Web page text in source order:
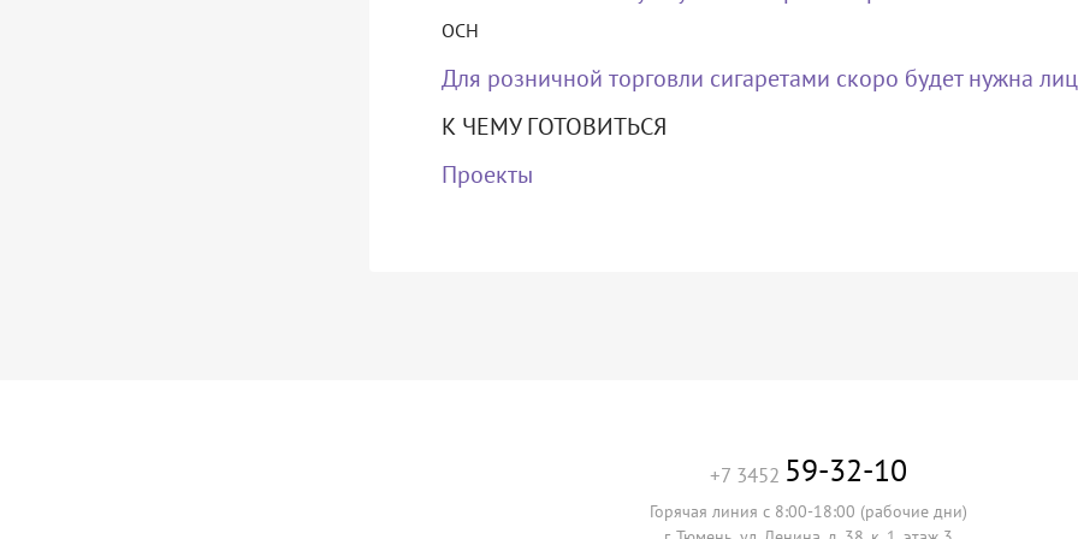
ОСН
Для розничной торговли сигаретами скоро будет нужна
К ЧЕМУ ГОТОВИТЬСЯ
Проекты
+7 3452 59-32-10
Горячая линия с 8:00-18:00 (рабочие дни)